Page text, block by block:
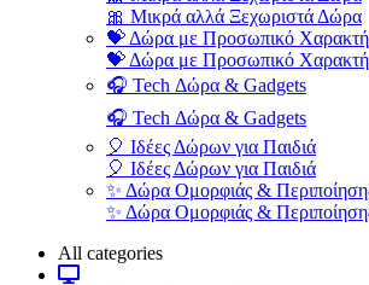
🎀 Μικρά αλλά Ξεχωριστά Δώρα
💝 Δώρα με Προσωπικό
💝 Δώρα με Προσωπικό
🎧 Tech Δώρα & Gadgets
🎧 Tech Δώρα & Gadgets
🎈 Ιδέες Δώρων για Παιδιά
🎈 Ιδέες Δώρων για Παιδιά
✨ Δώρα Ομορφιάς &
✨ Δώρα Ομορφιάς &
All categories